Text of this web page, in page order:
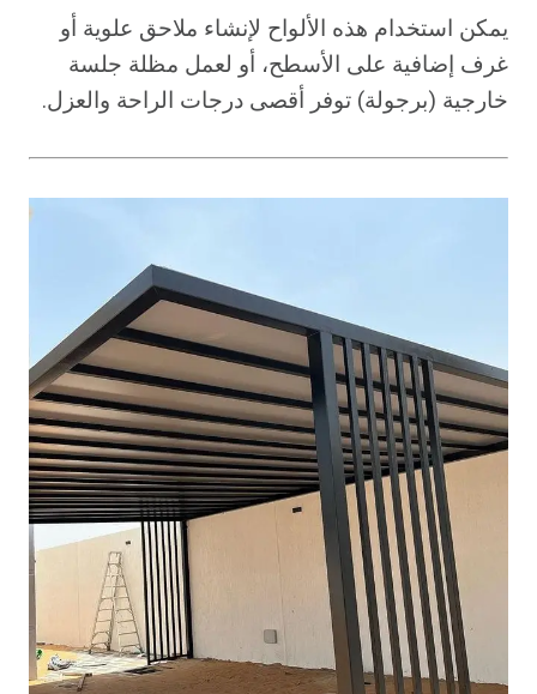
يمكن استخدام هذه الألواح لإنشاء ملاحق علوية أو
غرف إضافية على الأسطح، أو لعمل مظلة جلسة
خارجية (برجولة) توفر أقصى درجات الراحة والعزل.